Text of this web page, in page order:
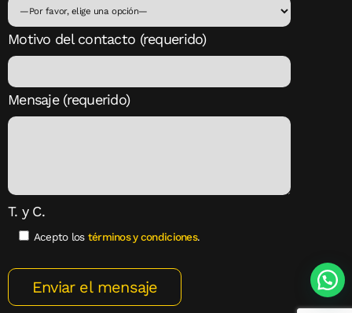
Motivo del contacto (requerido)
Mensaje (requerido)
T. y C.
Acepto los términos y condiciones.